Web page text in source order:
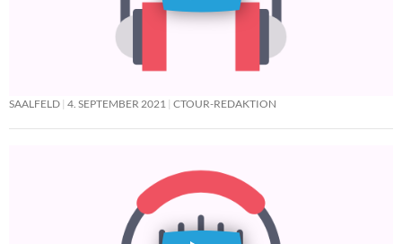
SAALFELD 4. SEPTEMBER 2021 CTOUR-REDAKTION